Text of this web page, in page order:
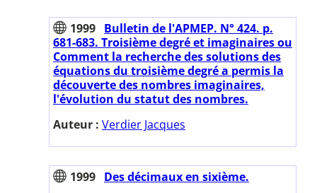
1999 Bulletin de l'APMEP. N° 424. p.
681-683. Troisième degré et imaginaires ou
Comment la recherche des solutions des
équations du troisième degré a permis la
découverte des nombres imaginaires,
l'évolution du statut des nombres.
Auteur : Verdier Jacques
1999 Des décimaux en sixième.